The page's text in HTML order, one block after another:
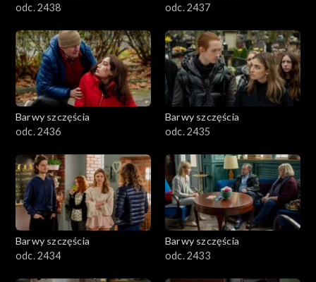
odc. 2438
odc. 2437
Barwy szczęścia
odc. 2436
Barwy szczęścia
odc. 2435
Barwy szczęścia
odc. 2434
Barwy szczęścia
odc. 2433